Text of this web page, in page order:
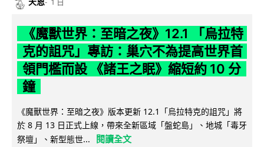
《魔獸世界：至暗之夜》12.1 「烏拉特
克的詛咒」專訪：巢穴不為提高世界首
領門檻而設 《諸王之眠》縮短約 10 分
鐘
《魔獸世界：至暗之夜》版本更新 12.1「烏拉特克的詛咒」將
於 8 月 13 日正式上線，帶來全新區域「盤蛇島」、地城「毒牙
祭壇」、新型態世...
閱讀全文